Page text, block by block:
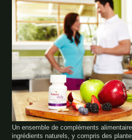
Un ensemble de compléments
ingrédients naturels, y compris des